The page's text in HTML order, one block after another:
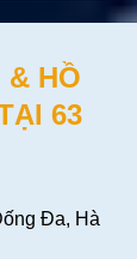
& HỒ
63
Đa, Hà